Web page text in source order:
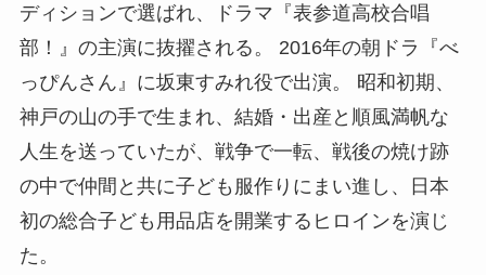
ディションで選ばれ、ドラマ『表参道高校合唱
部！』の主演に抜擢される。 2016年の朝ドラ『べ
っぴんさん』に坂東すみれ役で出演。 昭和初期、
神戸の山の手で生まれ、結婚・出産と順風満帆な
人生を送っていたが、戦争で一転、戦後の焼け跡
の中で仲間と共に子ども服作りにまい進し、日本
初の総合子ども用品店を開業するヒロインを演じ
た。